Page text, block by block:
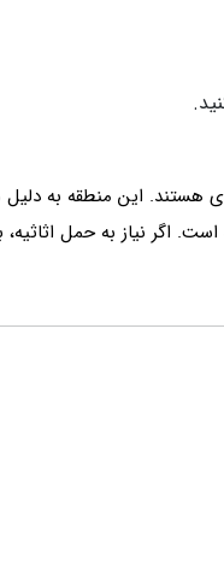
هستند. این منطقه به
اگر نیاز به حمل